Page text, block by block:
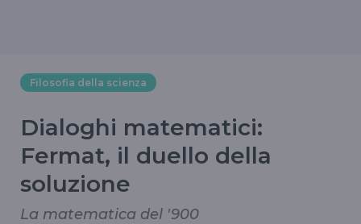
Filosofia della scienza
Dialoghi matematici:
Fermat, il duello della
soluzione
La matematica del '900